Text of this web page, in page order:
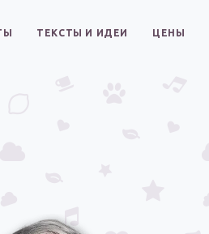
ТЕКСТЫ И ИДЕИ ЦЕНЫ